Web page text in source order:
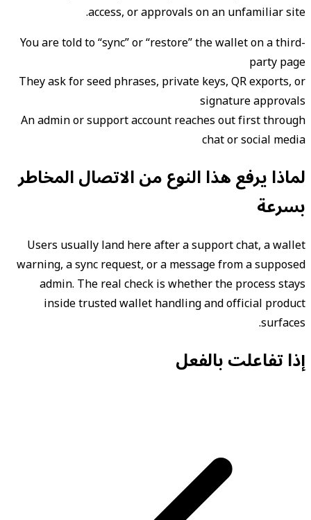
access, or approvals on an unfamiliar site.
You are told to “sync” or “restore” the wallet on a third-
party page
They ask for seed phrases, private keys, QR exports, or
signature approvals
An admin or support account reaches out first through
chat or social media
لماذا يرفع هذا النوع من الاتصال المخاطر
بسرعة
Users usually land here after a support chat, a wallet
warning, a sync request, or a message from a supposed
admin. The real check is whether the process stays
inside trusted wallet handling and official product
surfaces.
إذا تفاعلت بالفعل